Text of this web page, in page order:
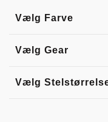
Vælg Farve
Vælg Gear
Vælg